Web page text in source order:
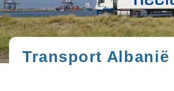
Transport Albanië